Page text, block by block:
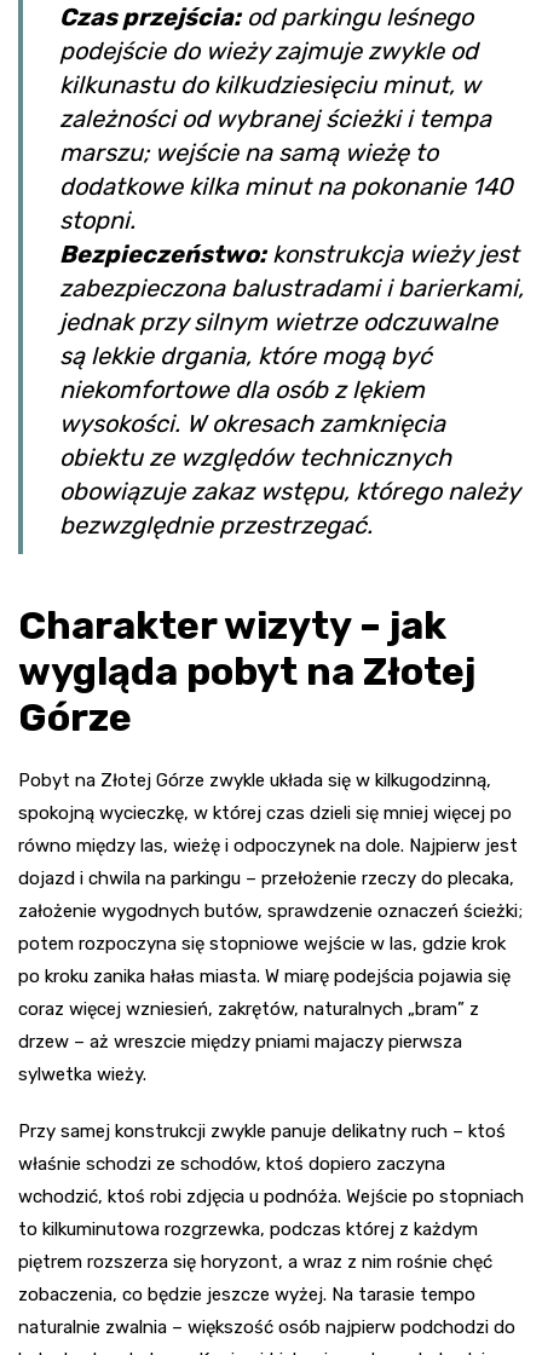
Czas przejścia:od parkingu leśnego
podejście do wieży zajmuje zwykle od
kilkunastu do kilkudziesięciu minut, w
zależności od wybranej ścieżki i tempa
marszu; wejście na samą wieżę to
dodatkowe kilka minut na pokonanie 140
stopni.
Bezpieczeństwo:konstrukcja wieży jest
zabezpieczona balustradami i barierkami,
jednak przy silnym wietrze odczuwalne
są lekkie drgania, które mogą być
niekomfortowe dla osób z lękiem
wysokości. W okresach zamknięcia
obiektu ze względów technicznych
obowiązuje zakaz wstępu, którego należy
bezwzględnie przestrzegać.
Charakter wizyty – jak
wygląda pobyt na Złotej
Górze
Pobyt na Złotej Górze zwykle układa się w kilkugodzinną,
spokojną wycieczkę, w której czas dzieli się mniej więcej po
równo między las, wieżę i odpoczynek na dole. Najpierw jest
dojazd i chwila na parkingu – przełożenie rzeczy do plecaka,
założenie wygodnych butów, sprawdzenie oznaczeń ścieżki;
potem rozpoczyna się stopniowe wejście w las, gdzie krok
po kroku zanika hałas miasta. W miarę podejścia pojawia się
coraz więcej wzniesień, zakrętów, naturalnych „bram” z
drzew – aż wreszcie między pniami majaczy pierwsza
sylwetka wieży.
Przy samej konstrukcji zwykle panuje delikatny ruch – ktoś
właśnie schodzi ze schodów, ktoś dopiero zaczyna
wchodzić, ktoś robi zdjęcia u podnóża. Wejście po stopniach
to kilkuminutowa rozgrzewka, podczas której z każdym
piętrem rozszerza się horyzont, a wraz z nim rośnie chęć
zobaczenia, co będzie jeszcze wyżej. Na tarasie tempo
naturalnie zwalnia – większość osób najpierw podchodzi do